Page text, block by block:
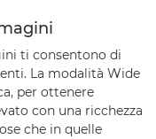
ti consentono di
La modalità Wide
per ottenere
con una ricchezza
che in quelle